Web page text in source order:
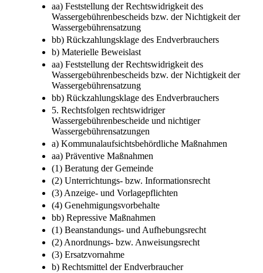
aa) Feststellung der Rechtswidrigkeit des
Wassergebührenbescheids bzw. der Nichtigkeit der
Wassergebührensatzung
bb) Rückzahlungsklage des Endverbrauchers
b) Materielle Beweislast
aa) Feststellung der Rechtswidrigkeit des
Wassergebührenbescheids bzw. der Nichtigkeit der
Wassergebührensatzung
bb) Rückzahlungsklage des Endverbrauchers
5. Rechtsfolgen rechtswidriger
Wassergebührenbescheide und nichtiger
Wassergebührensatzungen
a) Kommunalaufsichtsbehördliche Maßnahmen
aa) Präventive Maßnahmen
(1) Beratung der Gemeinde
(2) Unterrichtungs- bzw. Informationsrecht
(3) Anzeige- und Vorlagepflichten
(4) Genehmigungsvorbehalte
bb) Repressive Maßnahmen
(1) Beanstandungs- und Aufhebungsrecht
(2) Anordnungs- bzw. Anweisungsrecht
(3) Ersatzvornahme
b) Rechtsmittel der Endverbraucher